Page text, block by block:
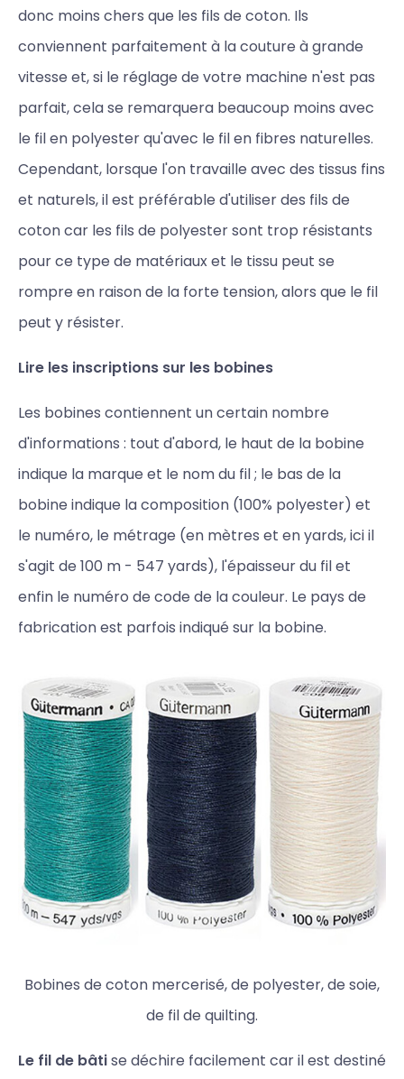
donc moins chers que les fils de coton. Ils
conviennent parfaitement à la couture à grande
vitesse et, si le réglage de votre machine n'est pas
parfait, cela se remarquera beaucoup moins avec
le fil en polyester qu'avec le fil en fibres naturelles.
Cependant, lorsque l'on travaille avec des tissus fins
et naturels, il est préférable d'utiliser des fils de
coton car les fils de polyester sont trop résistants
pour ce type de matériaux et le tissu peut se
rompre en raison de la forte tension, alors que le fil
peut y résister.
Lire les inscriptions sur les bobines
Les bobines contiennent un certain nombre
d'informations : tout d'abord, le haut de la bobine
indique la marque et le nom du fil ; le bas de la
bobine indique la composition (100% polyester) et
le numéro, le métrage (en mètres et en yards, ici il
s'agit de 100 m - 547 yards), l'épaisseur du fil et
enfin le numéro de code de la couleur. Le pays de
fabrication est parfois indiqué sur la bobine.
Bobines de coton mercerisé, de polyester, de soie,
de fil de quilting.
Le fil de bâtise déchire facilement car il est destiné